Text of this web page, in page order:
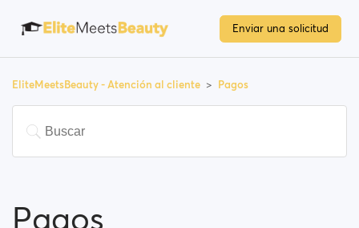
Enviar una solicitud
EliteMeetsBeauty - Atención al cliente Pagos
Pagos